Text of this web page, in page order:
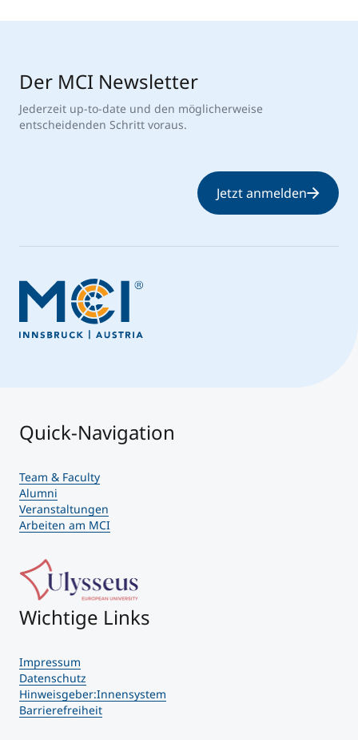
Der MCI Newsletter
Jederzeit up-to-date und den möglicherweise
entscheidenden Schritt voraus.
Jetzt anmelden
Quick-Navigation
Team & Faculty
Alumni
Veranstaltungen
Arbeiten am MCI
Wichtige Links
Impressum
Datenschutz
Hinweisgeber:Innensystem
Barrierefreiheit